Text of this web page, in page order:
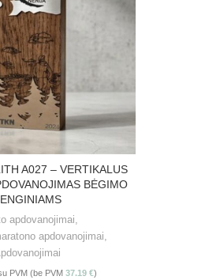
SAVYBES
A027 – VERTIKALUS
BĖGIMO
apdovanojimai,
apdovanojimai,
PVM (be PVM37.19€)